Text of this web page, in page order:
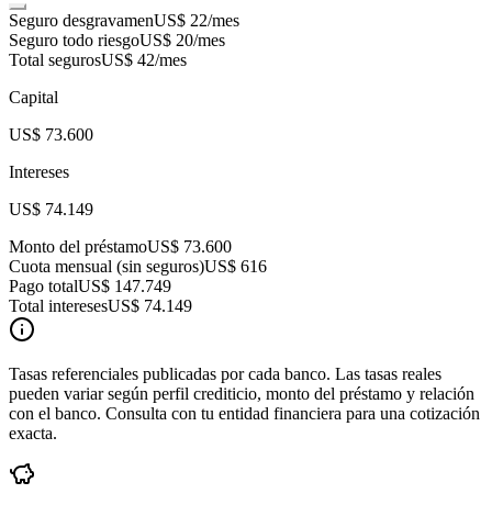
Seguro desgravamenUS$ 22/mes
Seguro todo riesgoUS$ 20/mes
Total segurosUS$ 42/mes
Capital
US$ 73.600
Intereses
US$ 74.149
Monto del préstamoUS$ 73.600
Cuota mensual (sin seguros)US$ 616
Pago totalUS$ 147.749
Total interesesUS$ 74.149
Tasas referenciales publicadas por cada banco. Las tasas reales
pueden variar según perfil crediticio, monto del préstamo y relación
con el banco. Consulta con tu entidad financiera para una cotización
exacta.